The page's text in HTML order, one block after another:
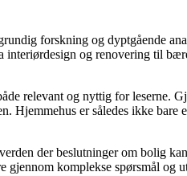
forskning og dyptgående
og renovering til
relevant og nyttig for leserne.
Hjemmehus er således ikke
der beslutninger om bolig
gjennom komplekse spørsmål og